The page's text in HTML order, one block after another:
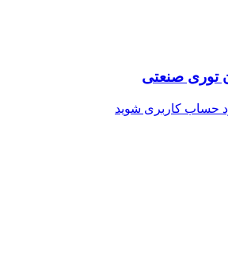
توری صنعتی
حساب کاربری شوید